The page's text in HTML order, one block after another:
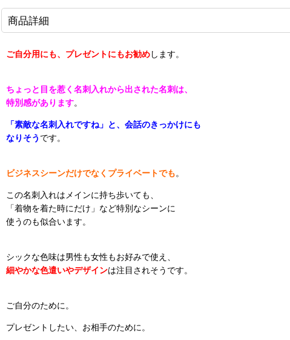
商品詳細
ご自分用にも、プレゼントにもお勧めします。
ちょっと目を惹く名刺入れから出された名刺は、
特別感があります。
「素敵な名刺入れですね」と、会話のきっかけにも
なりそう です。
ビジネスシーンだけでなくプライベートでも。
この名刺入れはメインに持ち歩いても、
「着物を着た時にだけ」など特別なシーンに
使うのも似合います。
シックな色味は男性も女性もお好みで使え、
細やかな色遣いやデザインは注目されそうです。
ご自分のために。
プレゼントしたい、お相手のために。